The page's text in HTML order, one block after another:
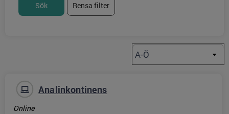
Sök Rensa filter
Analinkontinens
Online